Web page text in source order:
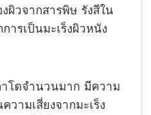
ผิวจากสารพิษ รังสีใน
ารเป็นมะเร็งผิวหนัง
าโดจำนวนมาก มีความ
วามเสี่ยงจากมะเร็ง